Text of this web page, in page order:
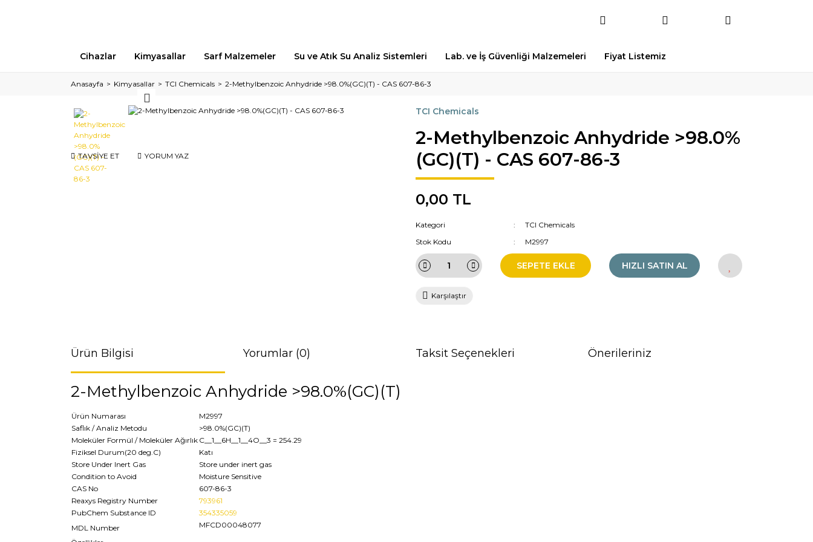
Cihazlar Kimyasallar Sarf Malzemeler Su ve Atık Su Analiz Sistemleri Lab. ve İş Güvenliği Malzemeleri Fiyat Listemiz
Anasayfa Kimyasallar TCI Chemicals 2-Methylbenzoic Anhydride >98.0%(GC)(T) - CAS 607-86-3
TAVSİYE ET YORUM YAZ
TCI Chemicals
2-Methylbenzoic Anhydride >98.0%
(GC)(T) - CAS 607-86-3
0,00 TL
Kategori
TCI Chemicals
Stok Kodu
M2997
SEPETE EKLE HIZLI SATIN AL
Karşılaştır
Ürün Bilgisi Yorumlar (0) Taksit Seçenekleri Önerileriniz
2-Methylbenzoic Anhydride >98.0%(GC)(T)
Ürün Numarası
M2997
Saflık / Analiz Metodu
>98.0%(GC)(T)
Moleküler Formül / Moleküler Ağırlık C__1__6H__1__4O__3 = 254.29
Fiziksel Durum(20 deg.C)
Katı
Store Under Inert Gas
Store under inert gas
Condition to Avoid
Moisture Sensitive
CAS No
607-86-3
Reaxys Registry Number
793961
PubChem Substance ID
354335059
MDL Number
MFCD00048077